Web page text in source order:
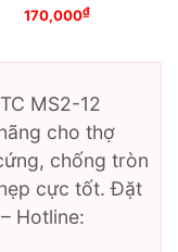
170,000₫Giá hiện
MS2-12
cho thợ
chống tròn
cực tốt. Đặt
Hotline: